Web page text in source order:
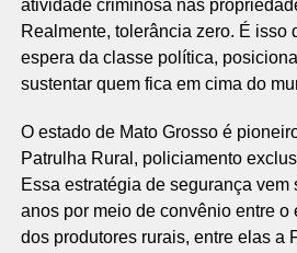
atividade criminosa nas
Realmente, tolerância zero. É isso
espera da classe política,
sustentar quem fica em cima do
O estado de Mato Grosso é
Patrulha Rural, policiamento
Essa estratégia de segurança
anos por meio de convênio entre o
dos produtores rurais, entre elas a